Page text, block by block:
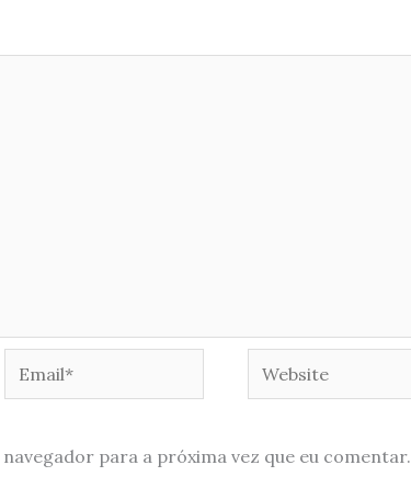
Website
para a próxima vez que eu comentar.